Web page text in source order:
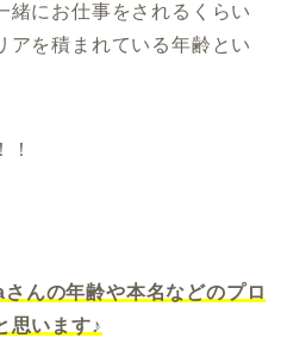
緒にお仕事をされるくらい
アを積まれている年齢とい
！
んの年齢や本名などのプロ
思います♪